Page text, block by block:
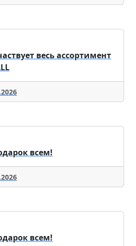
весь ассортимент
всем!
всем!